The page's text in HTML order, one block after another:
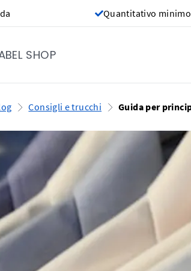
Quantitativo
SHOP
Consigli e trucchi Guida per